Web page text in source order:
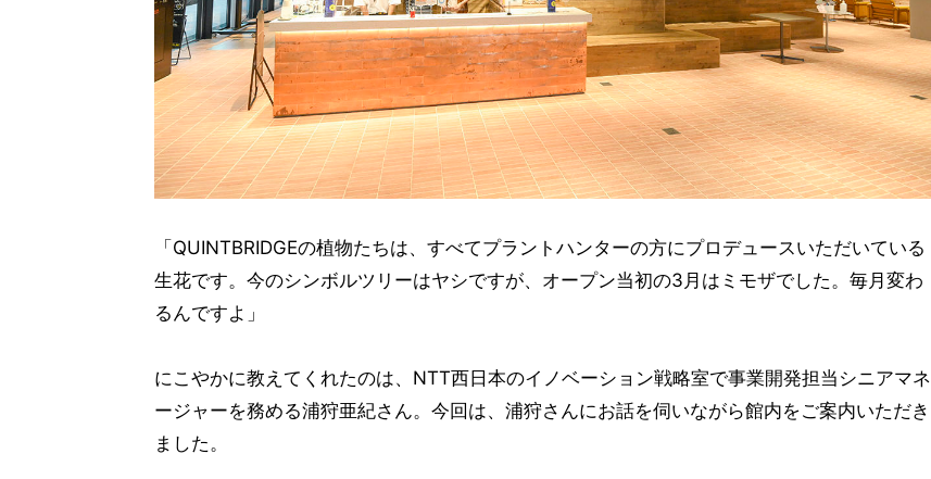
「QUINTBRIDGEの植物たちは、すべてプラントハンターの方にプロデュースいただいている
生花です。今のシンボルツリーはヤシですが、オープン当初の3月はミモザでした。毎月変わ
るんですよ」
にこやかに教えてくれたのは、NTT西日本のイノベーション戦略室で事業開発担当シニアマネ
ージャーを務める浦狩亜紀さん。今回は、浦狩さんにお話を伺いながら館内をご案内いただき
ました。